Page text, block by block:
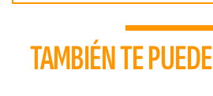
TAMBIÉN TE